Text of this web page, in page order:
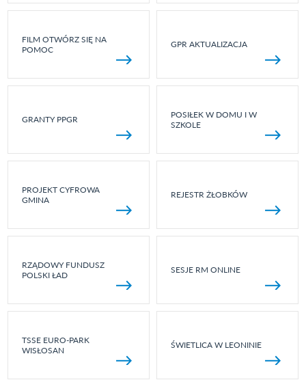
FILM OTWÓRZ SIĘ NA
POMOC
GPR AKTUALIZACJA
GRANTY PPGR
POSIŁEK W DOMU I W
SZKOLE
PROJEKT CYFROWA
GMINA
REJESTR ŻŁOBKÓW
RZĄDOWY FUNDUSZ
POLSKI ŁAD
SESJE RM ONLINE
TSSE EURO-PARK
WISŁOSAN
ŚWIETLICA W LEONINIE